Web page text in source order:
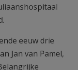
eeuw drie
Jan van Pamel,